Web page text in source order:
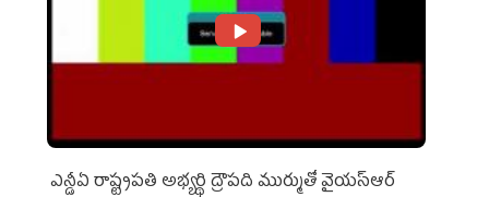
ఎన్డీఏ రాష్ట్ర‌ప‌తి అభ్య‌ర్థి ద్రౌప‌ది ముర్ముతో వైయ‌స్ఆర్